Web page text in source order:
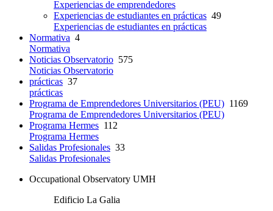
Experiencias de emprendedores
Experiencias de estudiantes en prácticas 49
Experiencias de estudiantes en prácticas
Normativa 4
Normativa
Noticias Observatorio 575
Noticias Observatorio
prácticas 37
prácticas
Programa de Emprendedores Universitarios (PEU) 1169
Programa de Emprendedores Universitarios (PEU)
Programa Hermes 112
Programa Hermes
Salidas Profesionales 33
Salidas Profesionales
Occupational Observatory UMH
Edificio La Galia